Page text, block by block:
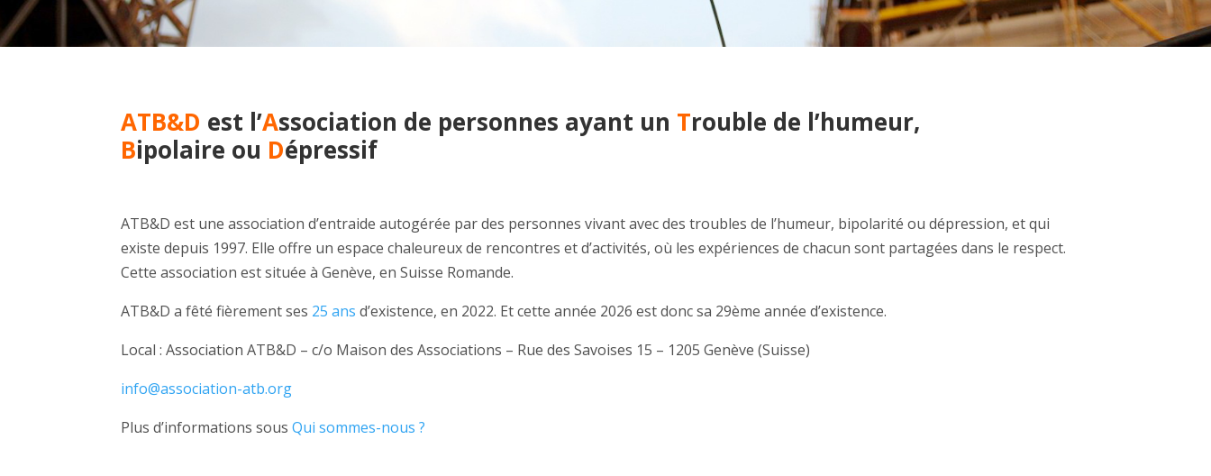
ATB&D est l’Association de personnes ayant un Trouble de l’humeur,
Bipolaire ou Dépressif
ATB&D est une association d’entraide autogérée par des personnes vivant avec des troubles de l’humeur, bipolarité ou dépression, et qui
existe depuis 1997. Elle offre un espace chaleureux de rencontres et d’activités, où les expériences de chacun sont partagées dans le respect.
Cette association est située à Genève, en Suisse Romande.
ATB&D a fêté fièrement ses 25 ans d’existence, en 2022. Et cette année 2026 est donc sa 29ème année d’existence.
Local : Association ATB&D – c/o Maison des Associations – Rue des Savoises 15 – 1205 Genève (Suisse)
info@association-atb.org
Plus d’informations sousQui sommes-nous ?